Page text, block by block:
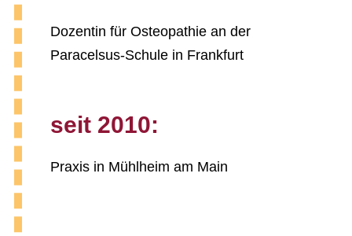
Dozentin für Osteopathie an der
Paracelsus-Schule in Frankfurt
seit 2010:
Praxis in Mühlheim am Main